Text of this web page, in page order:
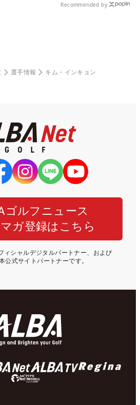
Recommended by
選手情報 キム・インキョン
ゴルフニュース
ガ登録はこちら
ィシャルデジタルパートナー、および
公式サイトパートナーです。